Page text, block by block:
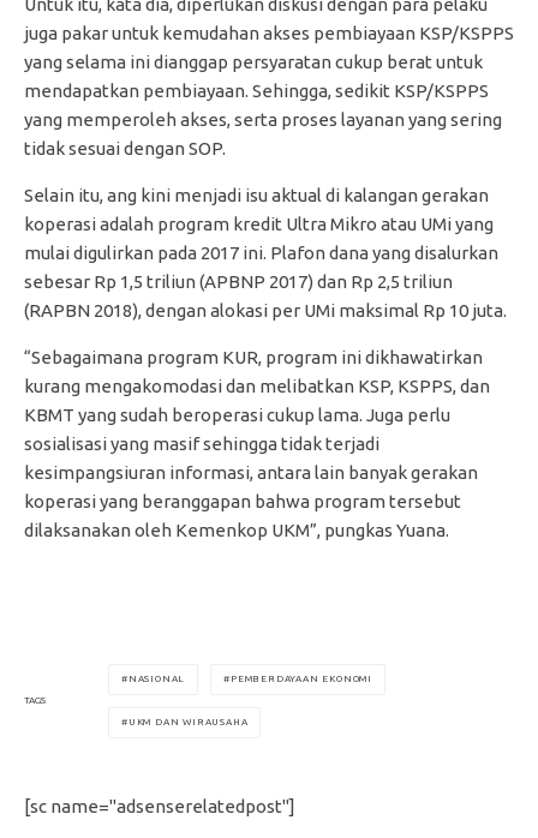
juga pakar untuk kemudahan akses pembiayaan KSP/KSPPS
yang selama ini dianggap persyaratan cukup berat untuk
mendapatkan pembiayaan. Sehingga, sedikit KSP/KSPPS
yang memperoleh akses, serta proses layanan yang sering
tidak sesuai dengan SOP.
Selain itu, ang kini menjadi isu aktual di kalangan gerakan
koperasi adalah program kredit Ultra Mikro atau UMi yang
mulai digulirkan pada 2017 ini. Plafon dana yang disalurkan
sebesar Rp 1,5 triliun (APBNP 2017) dan Rp 2,5 triliun
(RAPBN 2018), dengan alokasi per UMi maksimal Rp 10 juta.
“Sebagaimana program KUR, program ini dikhawatirkan
kurang mengakomodasi dan melibatkan KSP, KSPPS, dan
KBMT yang sudah beroperasi cukup lama. Juga perlu
sosialisasi yang masif sehingga tidak terjadi
kesimpangsiuran informasi, antara lain banyak gerakan
koperasi yang beranggapan bahwa program tersebut
dilaksanakan oleh Kemenkop UKM”, pungkas Yuana.
TAGS
NASIONAL PEMBERDAYAAN EKONOMI
UKM DAN WIRAUSAHA
[sc name="adsenserelatedpost"]